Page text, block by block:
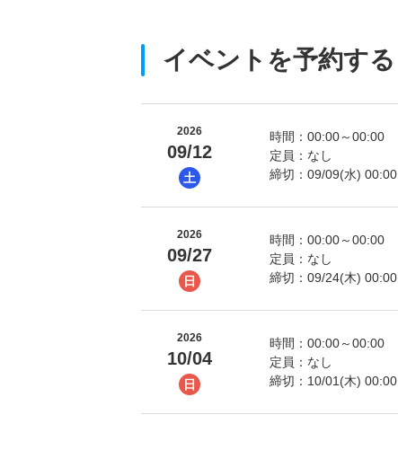
イベントを予約する
2026
09/12
土
時間：00:00～00:00
定員：なし
締切：09/09(水) 00:00
2026
09/27
日
時間：00:00～00:00
定員：なし
締切：09/24(木) 00:00
2026
10/04
日
時間：00:00～00:00
定員：なし
締切：10/01(木) 00:00